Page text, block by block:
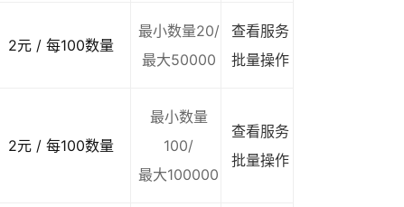
2元 / 每100数量
最小数量20/
最大50000
查看服务
批量操作
2元 / 每100数量
最小数量
100/
最大100000
查看服务
批量操作